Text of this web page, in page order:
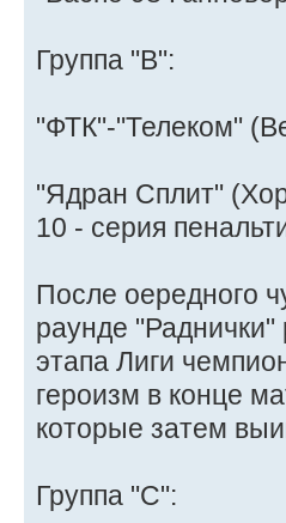
Группа "В":
"ФТК"-"Телеком"
"Ядран Сплит"
10 - серия
После оередного
раунде "Раднички"
этапа Лиги
героизм в конце
которые затем
Группа "C":